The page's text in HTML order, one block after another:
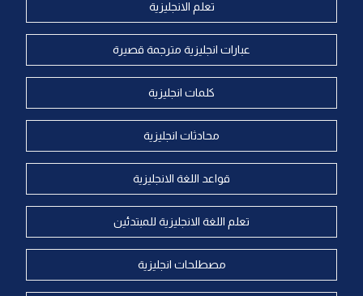
تعلم الانجليزية
عبارات انجليزية مترجمة قصيرة
كلمات انجليزية
محادثات انجليزية
قواعد اللغة الانجليزية
تعلم اللغة الانجليزية للمبتدئين
مصطلحات انجليزية